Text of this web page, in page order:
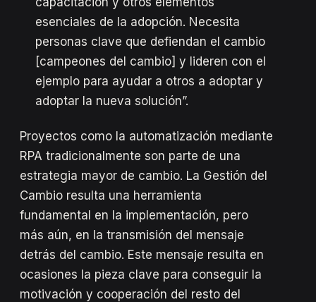
esenciales de la adopción. Necesita
personas clave que defiendan el cambio
[campeones del cambio] y lideren con el
ejemplo para ayudar a otros a adoptar y
adoptar la nueva solución”.
Proyectos como la automatización mediante
RPA tradicionalmente son parte de una
estrategia mayor de cambio. La Gestión del
Cambio resulta una herramienta
fundamental en la implementación, pero
más aún, en la transmisión del mensaje
detrás del cambio. Este mensaje resulta en
ocasiones la pieza clave para conseguir la
motivación y cooperación del resto del